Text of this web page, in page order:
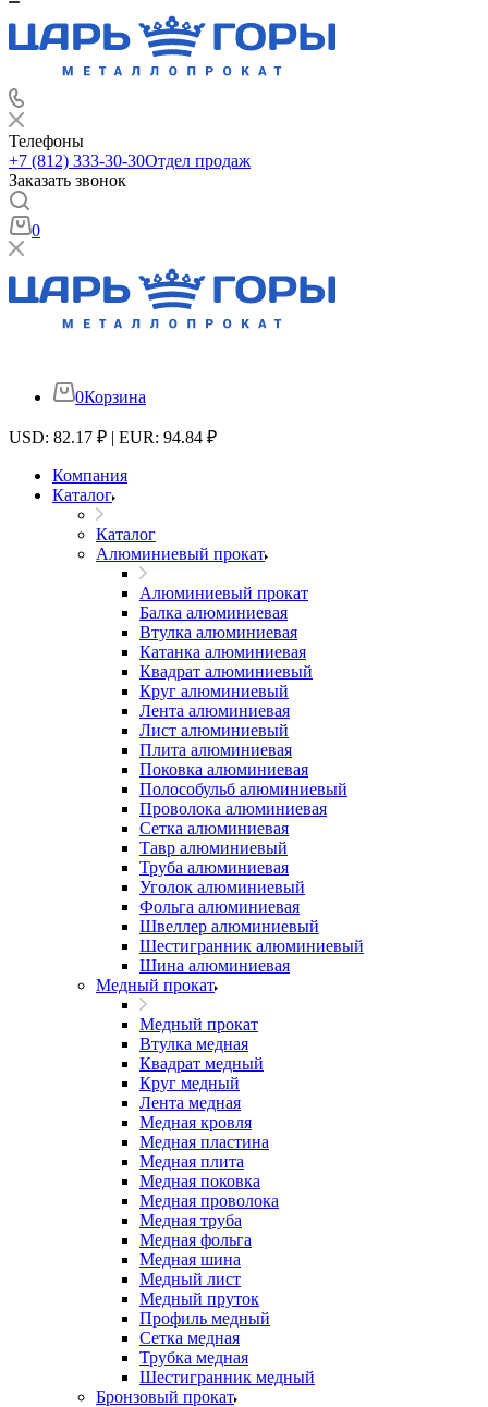
Телефоны
+7 (812) 333-30-30Отдел продаж
Заказать звонок
0
0Корзина
USD: 82.17 ₽ | EUR: 94.84 ₽
Компания
Каталог
Каталог
Алюминиевый прокат
Алюминиевый прокат
Балка алюминиевая
Втулка алюминиевая
Катанка алюминиевая
Квадрат алюминиевый
Круг алюминиевый
Лента алюминиевая
Лист алюминиевый
Плита алюминиевая
Поковка алюминиевая
Полособульб алюминиевый
Проволока алюминиевая
Сетка алюминиевая
Тавр алюминиевый
Труба алюминиевая
Уголок алюминиевый
Фольга алюминиевая
Швеллер алюминиевый
Шестигранник алюминиевый
Шина алюминиевая
Медный прокат
Медный прокат
Втулка медная
Квадрат медный
Круг медный
Лента медная
Медная кровля
Медная пластина
Медная плита
Медная поковка
Медная проволока
Медная труба
Медная фольга
Медная шина
Медный лист
Медный пруток
Профиль медный
Сетка медная
Трубка медная
Шестигранник медный
Бронзовый прокат